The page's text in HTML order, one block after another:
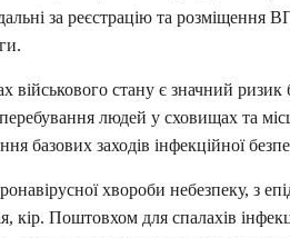
за реєстрацію та розміщення
військового стану є значний
людей у сховищах та
базових заходів інфекційної
хвороби небезпеку, з
кір. Поштовхом для спалахів